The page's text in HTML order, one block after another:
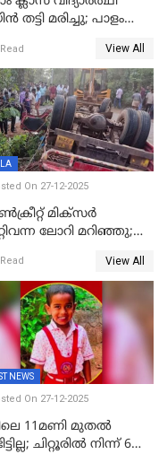
തട്ടി മരിച്ചു; പാളം
മലപ്പുറത്ത്
View All
On 27-12-2025
മിക്‌സര്‍
ലോറി മറിഞ്ഞു;
കണ്ണൂരിൽ
View All
NEWS
On 27-12-2025
11മണി മുതൽ
ചിറ്റൂരിൽ നിന്ന് 6